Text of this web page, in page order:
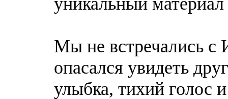
Мы не встречались с
опасался увидеть
улыбка, тихий голос